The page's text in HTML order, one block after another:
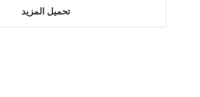
تحميل المزيد